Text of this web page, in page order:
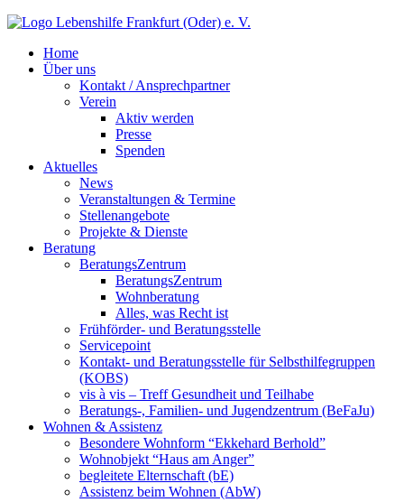
Home
Über uns
Kontakt / Ansprechpartner
Verein
Aktiv werden
Presse
Spenden
Aktuelles
News
Veranstaltungen & Termine
Stellenangebote
Projekte & Dienste
Beratung
BeratungsZentrum
BeratungsZentrum
Wohnberatung
Alles, was Recht ist
Frühförder- und Beratungsstelle
Servicepoint
Kontakt- und Beratungsstelle für Selbsthilfegruppen
(KOBS)
vis à vis – Treff Gesundheit und Teilhabe
Beratungs-, Familien- und Jugendzentrum (BeFaJu)
Wohnen & Assistenz
Besondere Wohnform “Ekkehard Berhold”
Wohnobjekt “Haus am Anger”
begleitete Elternschaft (bE)
Assistenz beim Wohnen (AbW)